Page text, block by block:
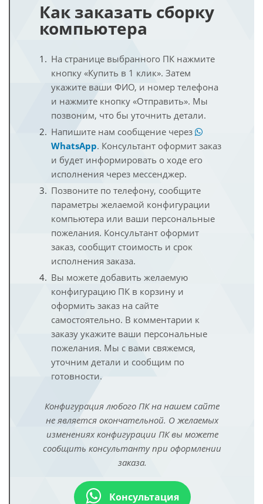
Как заказать сборку
компьютера
На странице выбранного ПК нажмите
кнопку «Купить в 1 клик». Затем
укажите ваши ФИО, и номер телефона
и нажмите кнопку «Отправить». Мы
позвоним, что бы уточнить детали.
Напишите нам сообщение через
WhatsApp. Консультант оформит заказ
и будет информировать о ходе его
исполнения через мессенджер.
Позвоните по телефону, сообщите
параметры желаемой конфигурации
компьютера или ваши персональные
пожелания. Консультант оформит
заказ, сообщит стоимость и срок
исполнения заказа.
Вы можете добавить желаемую
конфигурацию ПК в корзину и
оформить заказ на сайте
самостоятельно. В комментарии к
заказу укажите ваши персональные
пожелания. Мы с вами свяжемся,
уточним детали и сообщим по
готовности.
Конфигурация любого ПК на нашем сайте
не является окончательной. О желаемых
изменениях конфигурации ПК вы можете
сообщить консультанту при оформлении
заказа.
Консультация